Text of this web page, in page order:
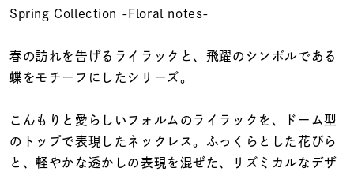
リングサイズ
Spring Collection -Floral notes-
春の訪れを告げるライラックと、飛躍のシンボルである
蝶をモチーフにしたシリーズ。
こんもりと愛らしいフォルムのライラックを、ドーム型
のトップで表現したネックレス。ふっくらとした花びら
と、軽やかな透かしの表現を混ぜた、リズミカルなデザ